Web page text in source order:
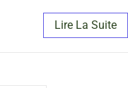
Lire La Suite